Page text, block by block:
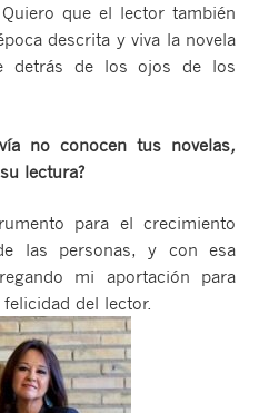
que el lector también
descrita y viva la novela
detrás de los ojos de los
no conocen tus novelas,
lectura?
para el crecimiento
las personas, y con esa
mi aportación para
del lector.